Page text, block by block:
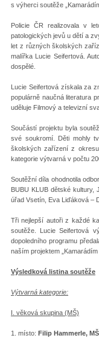
s výherci soutěže
Policie ČR realizovala v
patologických jevů u dětí a
let z různých školských
malířka Lucie Seifertová.
dospělé.
Lucie Seifertová získala za
populárně naučná literatura
uděluje Filmový a televizní
Součástí projektu byla
své soukromí. Děti mohly
školských zařízení z
kategorie výtvarná v počtu
Soutěžní díla ohodnotila
BUBU KLUB dětské kultury,
úřad Vsetín, Eva Liďáková –
Tři nejlepší autoři z každé
soutěže. Lucie Seifertová
dopoledního programu
naším projektem „Kamarádím
Výsledková listina soutěže
Výtvarná kategorie:
I. věková skupina (MŠ)
1. místo: Filip Hammerle,